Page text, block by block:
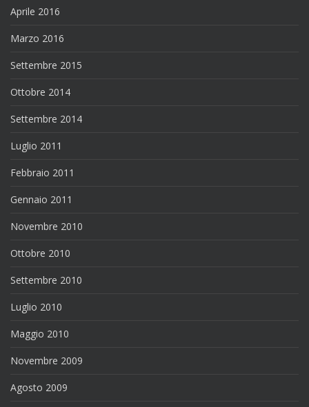
Aprile 2016
Marzo 2016
Settembre 2015
Ottobre 2014
Settembre 2014
Luglio 2011
Febbraio 2011
Gennaio 2011
Novembre 2010
Ottobre 2010
Settembre 2010
Luglio 2010
Maggio 2010
Novembre 2009
Agosto 2009